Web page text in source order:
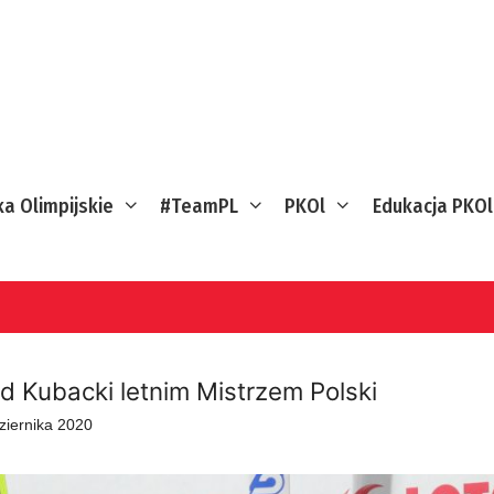
Olimpijskie #TeamPL PKOl Edukacja PKOl
Kubacki letnim Mistrzem Polski
2020